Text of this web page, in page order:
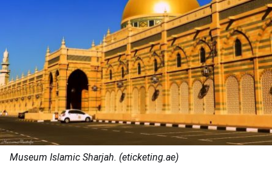
Museum Islamic Sharjah. (eticketing.ae)